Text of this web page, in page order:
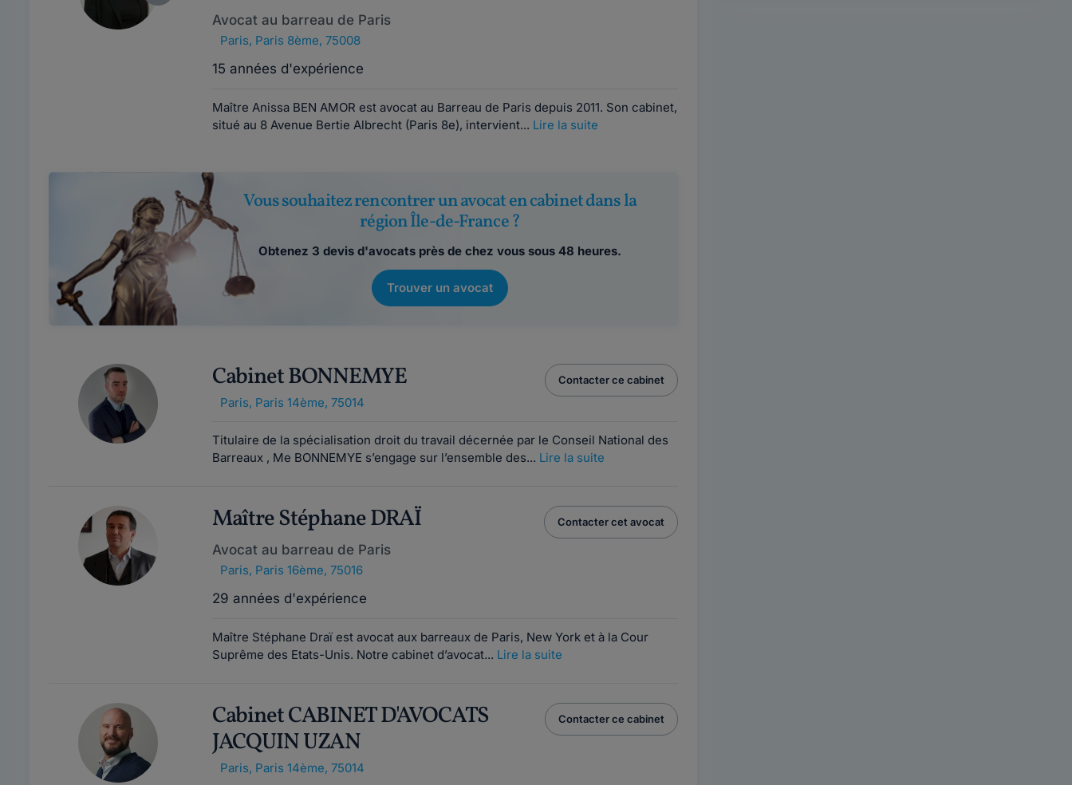
Avocat au barreau de Paris
Paris, Paris 8ème, 75008
15 années d'expérience
Maître Anissa BEN AMOR est avocat au Barreau de Paris depuis 2011. Son cabinet,
situé au 8 Avenue Bertie Albrecht (Paris 8e), intervient... Lire la suite
Vous souhaitez rencontrer un avocat en cabinet dans la
région Île-de-France ?
Obtenez 3 devis d'avocats près de chez vous sous 48 heures.
Trouver un avocat
Cabinet BONNEMYE
Paris, Paris 14ème, 75014
Contacter ce cabinet
Titulaire de la spécialisation droit du travail décernée par le Conseil National des
Barreaux , Me BONNEMYE s’engage sur l’ensemble des... Lire la suite
Maître Stéphane DRAÏ
Avocat au barreau de Paris
Paris, Paris 16ème, 75016
29 années d'expérience
Contacter cet avocat
Maître Stéphane Draï est avocat aux barreaux de Paris, New York et à la Cour
Suprême des Etats-Unis. Notre cabinet d’avocat... Lire la suite
Cabinet CABINET D'AVOCATS
JACQUIN UZAN
Paris, Paris 14ème, 75014
Contacter ce cabinet